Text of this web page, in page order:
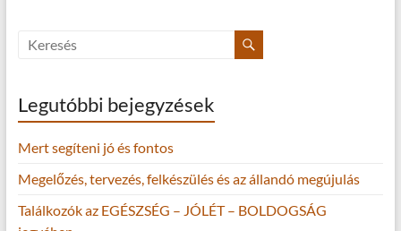
Legutóbbi bejegyzések
Mert segíteni jó és fontos
Megelőzés, tervezés, felkészülés és az állandó megújulás
Találkozók az EGÉSZSÉG – JÓLÉT – BOLDOGSÁG